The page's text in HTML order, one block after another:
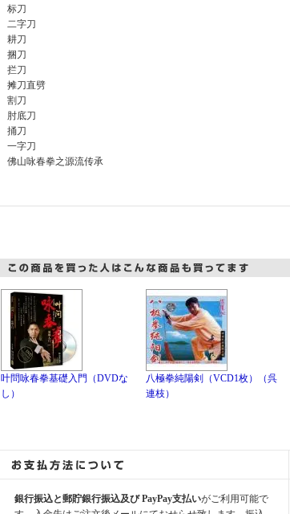
标刀
二字刀
耕刀
捆刀
拦刀
摊刀直劈
割刀
肘底刀
捅刀
一字刀
佛山咏春拳之源流传承
叶問咏春拳基礎入門（DVDな
し）
八極拳純陽剣（VCD1枚）（呉
連枝）
銀行振込と郵貯銀行振込及び PayPay支払いがご利用可能で